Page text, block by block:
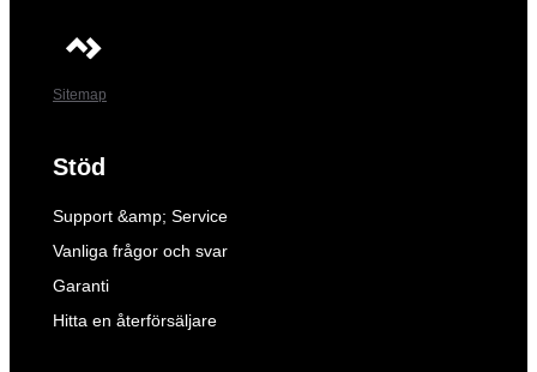
Sitemap
Stöd
Support &amp; Service
Vanliga frågor och svar
Garanti
Hitta en återförsäljare